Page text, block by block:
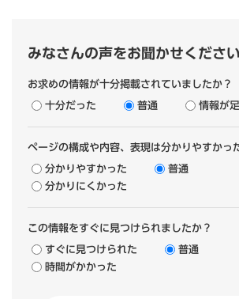
みなさんの声をお聞かせください
お求めの情報が十分掲載されていましたか？
十分だった 普通 情報が
ページの構成や内容、表現は分かりやすかっ
分かりやすかった
普通
分かりにくかった
この情報をすぐに見つけられましたか？
すぐに見つけられた
普通
時間がかかった